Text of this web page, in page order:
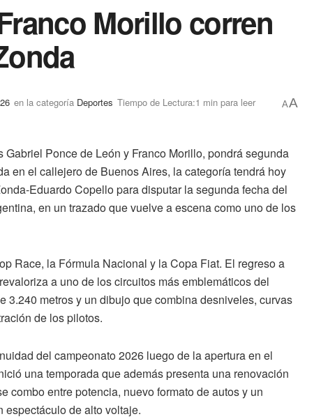
Morillo corren
en la categoría Deportes Tiempo de Lectura:1 min para leer AA
Ponce de León y Franco Morillo, pondrá segunda
en el callejero de Buenos Aires, la categoría tendrá hoy
Eduardo Copello para disputar la segunda fecha del
en un trazado que vuelve a escena como uno de los
Race, la Fórmula Nacional y la Copa Fiat. El regreso a
a uno de los circuitos más emblemáticos del
3.240 metros y un dibujo que combina desniveles, curvas
de los pilotos.
del campeonato 2026 luego de la apertura en el
una temporada que además presenta una renovación
combo entre potencia, nuevo formato de autos y un
espectáculo de alto voltaje.